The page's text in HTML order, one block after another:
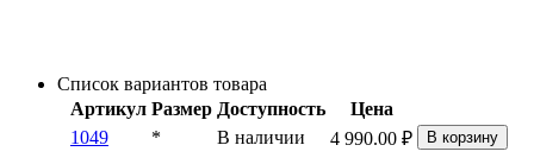
Список вариантов товара
Артикул Размер Доступность
Цена
1049
* В наличии 4 990.00 ₽ В корзину